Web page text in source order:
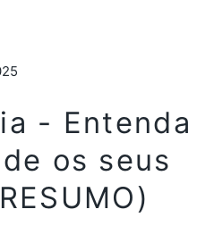
- Entenda
os seus